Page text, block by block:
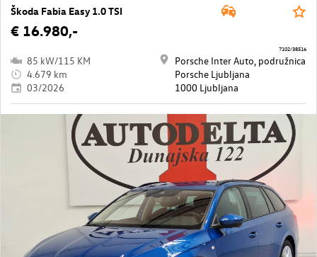
Škoda Fabia Easy 1.0 TSI
€ 16.980,-
85 kW/115 KM
4.679 km
03/2026
Porsche Inter Auto, podružnica
Porsche Ljubljana
1000 Ljubljana
7102/38516